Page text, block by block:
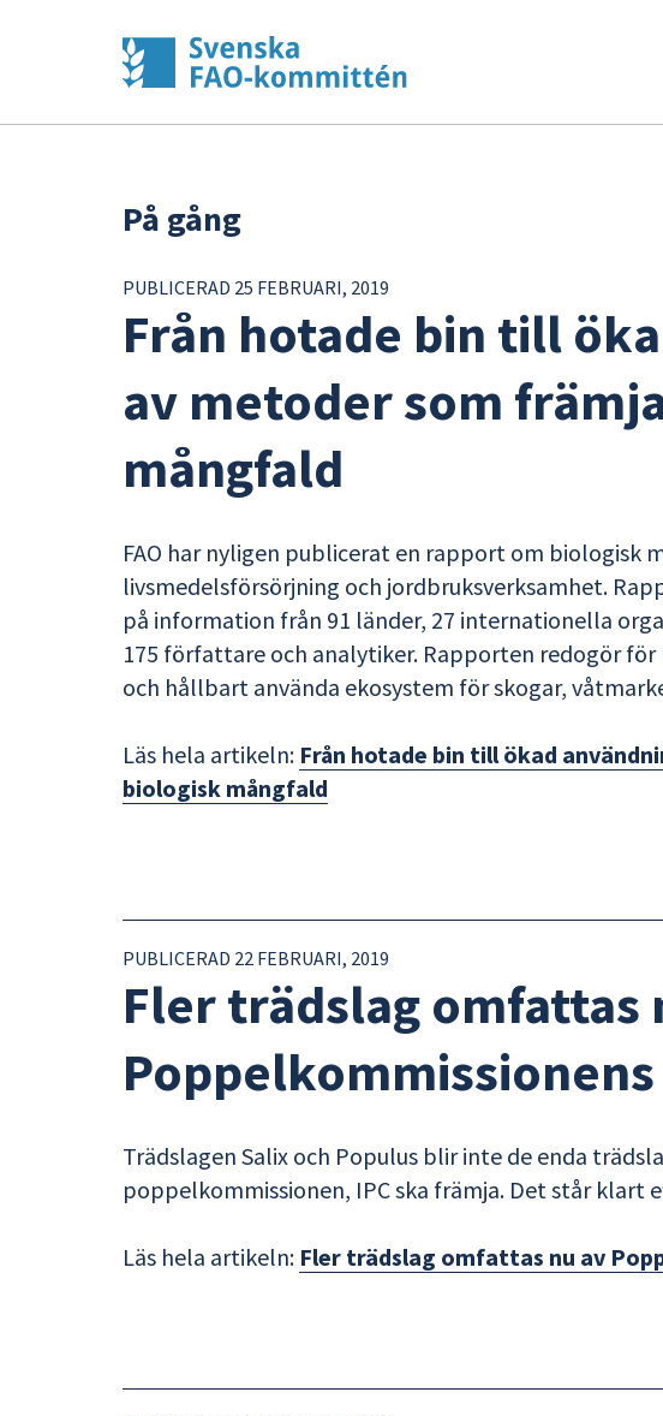
På gång
PUBLICERAD 25 FEBRUARI, 2019
Från hotade bin till
av metoder som
mångfald
FAO har nyligen publicerat en rapport om biologisk
livsmedelsförsörjning och jordbruksverksamhet.
på information från 91 länder, 27 internationella
175 författare och analytiker. Rapporten redogör
och hållbart använda ekosystem för skogar,
Läs hela artikeln: Från hotade bin till ökad
biologisk mångfald
PUBLICERAD 22 FEBRUARI, 2019
Fler trädslag omfattas
Trädslagen Salix och Populus blir inte de enda
poppelkommissionen, IPC ska främja. Det står klart
Läs hela artikeln: Fler trädslag omfattas nu av